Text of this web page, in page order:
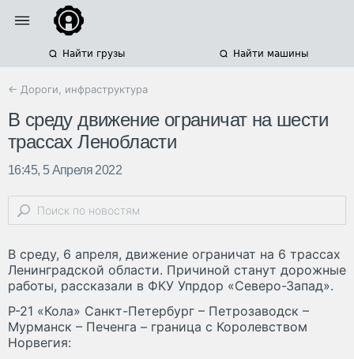
Найти грузы Найти машины
← Дороги, инфраструктура
В среду движение ограничат на шести
трассах Ленобласти
16:45, 5 Апреля 2022
В среду, 6 апреля, движение ограничат на 6 трассах
Ленинградской области. Причиной станут дорожные
работы, рассказали в ФКУ Упрдор «Северо-Запад».
Р-21 «Кола» Санкт-Петербург – Петрозаводск –
Мурманск – Печенга – граница с Королевством
Норвегия: